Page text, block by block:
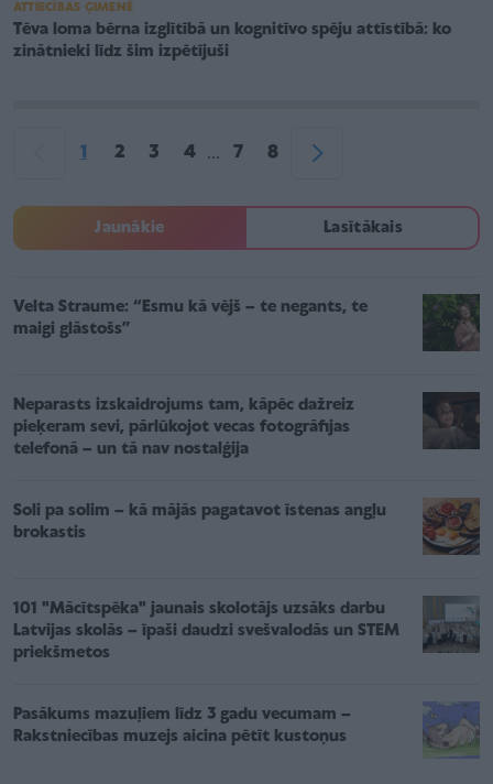
ATTIECĪBAS ĢIMENĒ
Tēva loma bērna izglītībā un kognitīvo spēju attīstībā: ko
zinātnieki līdz šim izpētījuši
1 2 3 4 ... 7 8
Jaunākie Lasītākais
Velta Straume: “Esmu kā vējš – te negants, te
maigi glāstošs”
Neparasts izskaidrojums tam, kāpēc dažreiz
pieķeram sevi, pārlūkojot vecas fotogrāfijas
telefonā – un tā nav nostalģija
Soli pa solim – kā mājās pagatavot īstenas angļu
brokastis
101 "Mācītspēka" jaunais skolotājs uzsāks darbu
Latvijas skolās – īpaši daudzi svešvalodās un STEM
priekšmetos
Pasākums mazuļiem līdz 3 gadu vecumam –
Rakstniecības muzejs aicina pētīt kustoņus